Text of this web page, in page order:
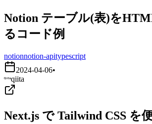
Notion テーブル(表)を
るコード例
notionnotion-apitypescript
2024-04-06•
qiita
Next.js で Tailwind CSS を